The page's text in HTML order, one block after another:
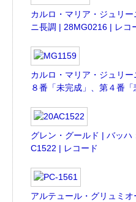
カルロ・マリア・ジュリ
ニ長調 | 28MG0216 | レコ
カルロ・マリア・ジュリ
８番「未完成」、第４番
グレン・グールド | バッ
C1522 | レコード
アルテュール・グリュミ